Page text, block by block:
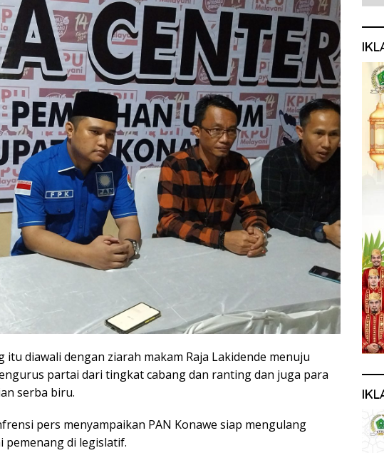
itu diawali dengan ziarah makam Raja Lakidende menuju
partai dari tingkat cabang dan ranting dan juga para
serba biru.
pers menyampaikan PAN Konawe siap mengulang
pemenang di legislatif.